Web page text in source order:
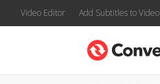
Video Editor Add Subtitles to Video